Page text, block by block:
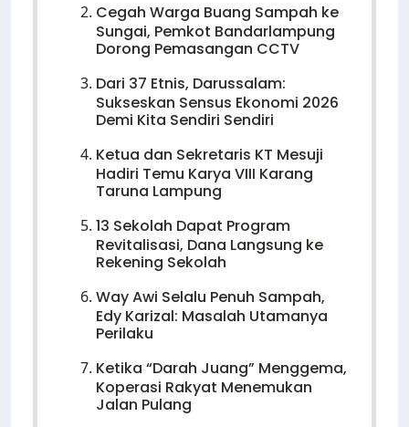
Cegah Warga Buang Sampah ke
Sungai, Pemkot Bandarlampung
Dorong Pemasangan CCTV
Dari 37 Etnis, Darussalam:
Sukseskan Sensus Ekonomi 2026
Demi Kita Sendiri Sendiri
Ketua dan Sekretaris KT Mesuji
Hadiri Temu Karya VIII Karang
Taruna Lampung
13 Sekolah Dapat Program
Revitalisasi, Dana Langsung ke
Rekening Sekolah
Way Awi Selalu Penuh Sampah,
Edy Karizal: Masalah Utamanya
Perilaku
Ketika “Darah Juang” Menggema,
Koperasi Rakyat Menemukan
Jalan Pulang